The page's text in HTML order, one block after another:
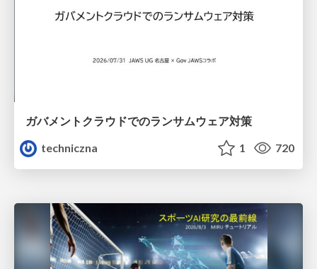
ガバメントクラウドでのランサムウェア対策
techniczna
1 720